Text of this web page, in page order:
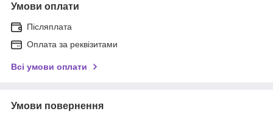
Умови оплати
Післяплата
Оплата за реквізитами
Всі умови оплати
Умови повернення